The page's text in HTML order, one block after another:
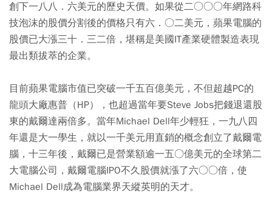
創下一八八．六美元的歷史天價。如果從二○○○年網路科
技泡沫的股價分割後的價格只有六．○二美元，蘋果電腦的
股價已大漲三十．三二倍，堪稱是美國IT產業硬體製造表現
最出類拔萃的企業。
目前蘋果電腦市值已突破一千五百億美元，不但超越PC的
龍頭大廠惠普（HP），也超過當年要Steve Jobs把錢退還股
東的戴爾達兩倍多。當年Michael Dell年少輕狂，一九八四
年還是大一學生，就以一千美元用直銷的概念創立了戴爾電
腦，十三年後，戴爾已是營業額逾一五○億美元的全球第二
大電腦公司，戴爾電腦IPO不久股價就漲了六○○倍，使
Michael Dell成為電腦業界天縱英明的天才。